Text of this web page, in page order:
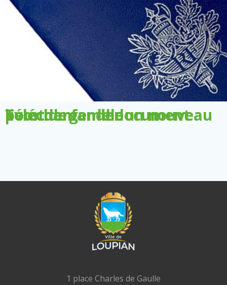
Télécharger le document pour demander un nouveau livret de famille
1 place Charles de Gaulle